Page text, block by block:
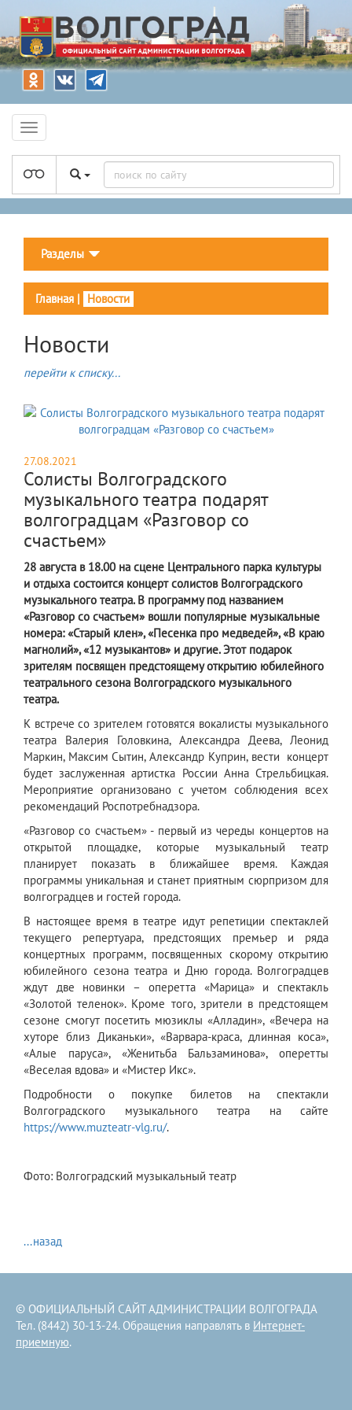
Разделы
Главная | Новости
Новости
перейти к списку...
27.08.2021
Солисты Волгоградского
музыкального театра подарят
волгоградцам «Разговор со
счастьем»
28 августа в 18.00 на сцене Центрального парка культуры
и отдыха состоится концерт солистов Волгоградского
музыкального театра. В программу под названием
«Разговор со счастьем» вошли популярные музыкальные
номера: «Старый клен», «Песенка про медведей», «В краю
магнолий», «12 музыкантов» и другие. Этот подарок
зрителям посвящен предстоящему открытию юбилейного
театрального сезона Волгоградского музыкального
театра.
К встрече со зрителем готовятся вокалисты музыкального
театра Валерия Головкина, Александра Деева, Леонид
Маркин, Максим Сытин, Александр Куприн, вести концерт
будет заслуженная артистка России Анна Стрельбицкая.
Мероприятие организовано с учетом соблюдения всех
рекомендаций Роспотребнадзора.
«Разговор со счастьем» - первый из череды концертов на
открытой площадке, которые музыкальный театр
планирует показать в ближайшее время. Каждая
программы уникальная и станет приятным сюрпризом для
волгоградцев и гостей города.
В настоящее время в театре идут репетиции спектаклей
текущего репертуара, предстоящих премьер и ряда
концертных программ, посвященных скорому открытию
юбилейного сезона театра и Дню города. Волгоградцев
ждут две новинки – оперетта «Марица» и спектакль
«Золотой теленок». Кроме того, зрители в предстоящем
сезоне смогут посетить мюзиклы «Алладин», «Вечера на
хуторе близ Диканьки», «Варвара-краса, длинная коса»,
«Алые паруса», «Женитьба Бальзаминова», оперетты
«Веселая вдова» и «Мистер Икс».
Подробности о покупке билетов на спектакли
Волгоградского музыкального театра на сайте
https://www.muzteatr-vlg.ru/.
Фото: Волгоградский музыкальный театр
...назад
© ОФИЦИАЛЬНЫЙ САЙТ АДМИНИСТРАЦИИ ВОЛГОГРАДА
Тел. (8442) 30-13-24. Обращения направлять в Интернет-
приемную.